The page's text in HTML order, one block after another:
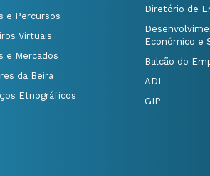
e Percursos
Virtuais
e Mercados
da Beira
Etnográficos
Diretório de
Económico e
Balcão do
ADI
GIP